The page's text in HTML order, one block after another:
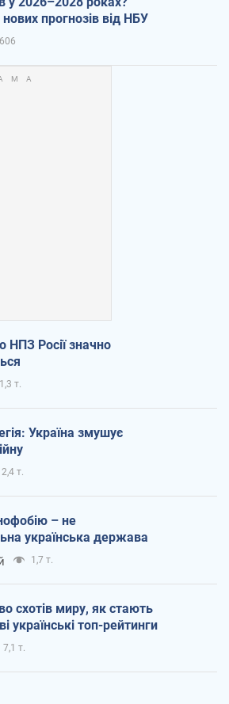
прогнозів від НБУ
606
НПЗ Росії значно
1,3 т.
Україна змушує
2,4 т.
– не
українська держава
1,7 т.
схотів миру, як стають
українські топ-рейтинги
7,1 т.